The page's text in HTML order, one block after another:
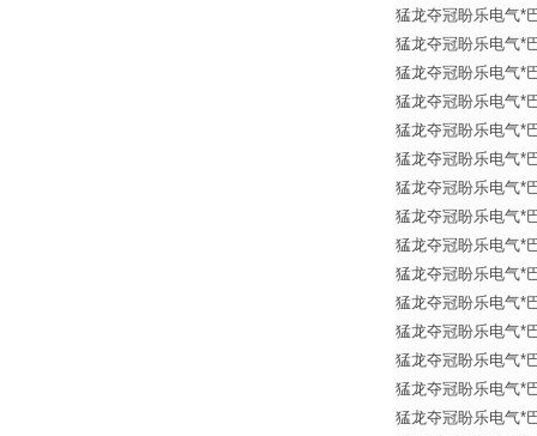
猛龙夺冠盼乐电气*
猛龙夺冠盼乐电气*
猛龙夺冠盼乐电气*
猛龙夺冠盼乐电气*
猛龙夺冠盼乐电气*
猛龙夺冠盼乐电气*
猛龙夺冠盼乐电气*
猛龙夺冠盼乐电气*
猛龙夺冠盼乐电气*
猛龙夺冠盼乐电气*
猛龙夺冠盼乐电气*
猛龙夺冠盼乐电气*
猛龙夺冠盼乐电气*
猛龙夺冠盼乐电气*
猛龙夺冠盼乐电气*